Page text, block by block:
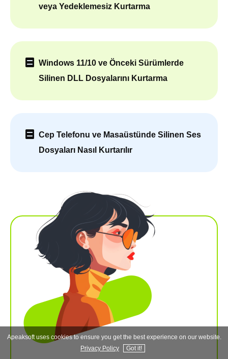
veya Yedeklemesiz Kurtarma
Windows 11/10 ve Önceki Sürümlerde
Silinen DLL Dosyalarını Kurtarma
Cep Telefonu ve Masaüstünde Silinen Ses
Dosyaları Nasıl Kurtarılır
Apeaksoft uses cookies to ensure you get the best experience on our website.
Privacy Policy
Got it!